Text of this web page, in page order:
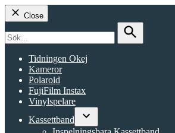
Close
for:
Search
Tidningen Okej
Kameror
Polaroid
FujiFilm Instax
Vinylspelare
Kassettband
Open